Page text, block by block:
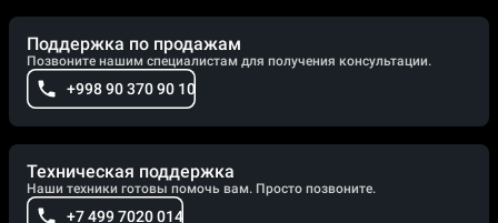
Поддержка по продажам
Позвоните нашим специалистам для получения консультации.
+998 90 370 90 10
Техническая поддержка
Наши техники готовы помочь вам. Просто позвоните.
+7 499 7020 014